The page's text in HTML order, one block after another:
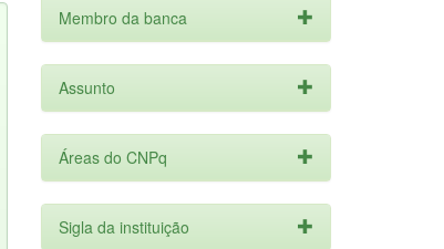
Membro da banca
Assunto
Áreas do CNPq
Sigla da instituição